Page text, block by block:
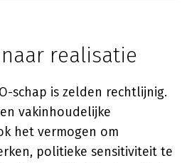
realisatie
schap is zelden rechtlijnig.
vakinhoudelijke
het vermogen om
politieke sensitiviteit te